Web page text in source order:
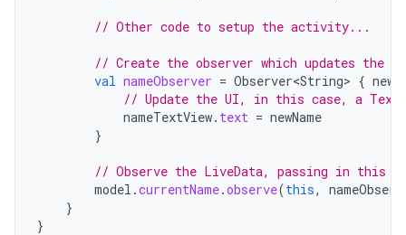
// Other code to setup the activity...
// Create the observer which updates the
val nameObserver = Observer<String> {
// Update the UI, in this case, a
nameTextView. text = newName
}
// Observe the LiveData, passing in this
model .currentName.observe(this,
}
}